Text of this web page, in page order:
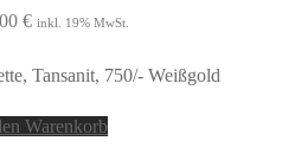
€ inkl. 19% MwSt.
Tansanit, 750/- Weißgold
Warenkorb